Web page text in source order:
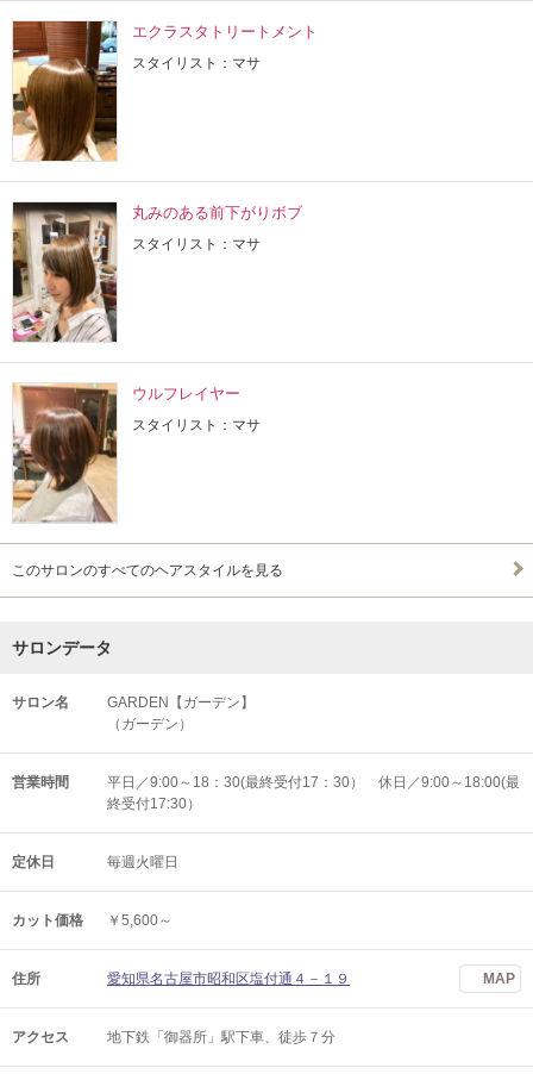
エクラスタトリートメント
スタイリスト：マサ
丸みのある前下がりボブ
スタイリスト：マサ
ウルフレイヤー
スタイリスト：マサ
このサロンのすべてのヘアスタイルを見る
サロンデータ
サロン名
GARDEN【ガーデン】
（ガーデン）
営業時間
平日／9:00～18：30(最終受付17：30） 休日／9:00～18:00(最
終受付17:30）
定休日 毎週火曜日
カット価格 ￥5,600～
住所 愛知県名古屋市昭和区塩付通４－１９ MAP
アクセス 地下鉄「御器所」駅下車、徒歩７分